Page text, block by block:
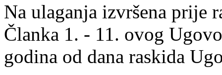
Na ulaganja izvršena prije
Članka 1. - 11. ovog
godina od dana raskida